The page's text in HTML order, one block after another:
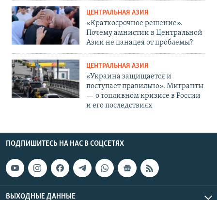
ЦЕНТРАЛЬНАЯ АЗИЯ
«Краткосрочное решение».
Почему амнистии в Центральной
Азии не панацея от проблемы?
ЦЕНТРАЛЬНАЯ АЗИЯ
«Украина защищается и
поступает правильно». Мигранты
— о топливном кризисе в России
и его последствиях
ПОДПИШИТЕСЬ НА НАС В СОЦСЕТЯХ
ВЫХОДНЫЕ ДАННЫЕ